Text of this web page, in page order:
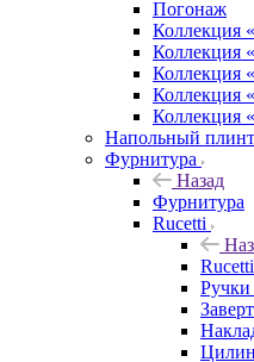
Погонаж
Коллекция
Коллекция
Коллекция
Коллекция
Коллекция
Напольный
Фурнитура
Назад
Фурнитура
Rucetti
Rucetti
Ручки